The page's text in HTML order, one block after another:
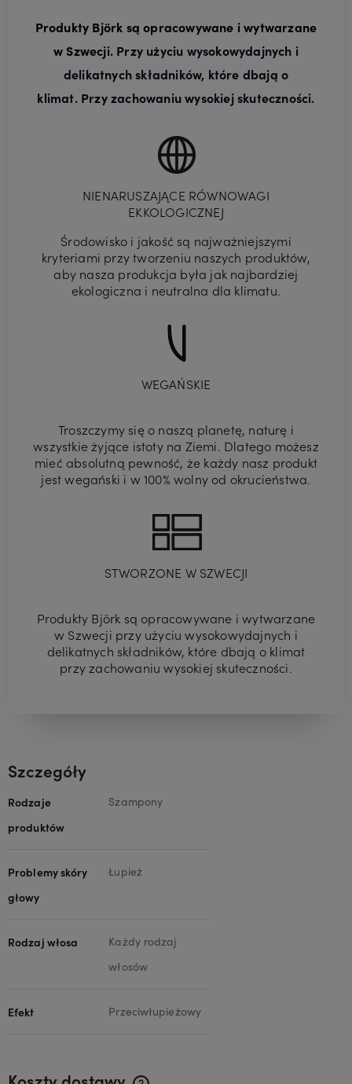
Produkty Björk są opracowywane i wytwarzane
w Szwecji. Przy użyciu wysokowydajnych i
delikatnych składników, które dbają o
klimat. Przy zachowaniu wysokiej skuteczności.
NIENARUSZAJĄCE RÓWNOWAGI
EKKOLOGICZNEJ
Środowisko i jakość są najważniejszymi
kryteriami przy tworzeniu naszych produktów,
aby nasza produkcja była jak najbardziej
ekologiczna i neutralna dla klimatu.
WEGAŃSKIE
Troszczymy się o naszą planetę, naturę i
wszystkie żyjące istoty na Ziemi. Dlatego możesz
mieć absolutną pewność, że każdy nasz produkt
jest wegański i w 100% wolny od okrucieństwa.
STWORZONE W SZWECJI
Produkty Björk są opracowywane i wytwarzane
w Szwecji przy użyciu wysokowydajnych i
delikatnych składników, które dbają o klimat
przy zachowaniu wysokiej skuteczności.
Szczegóły
Rodzaje
produktów
Szampony
Problemy skóry
głowy
Łupież
Rodzaj włosa
Każdy rodzaj
włosów
Efekt Przeciwłupieżowy